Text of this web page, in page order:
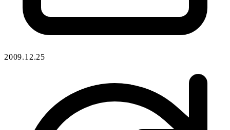
2009.12.25